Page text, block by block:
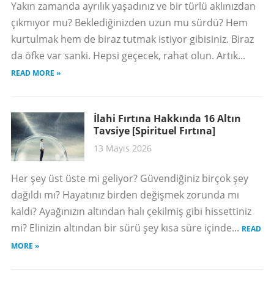
Yakın zamanda ayrılık yaşadınız ve bir türlü aklınızdan
çıkmıyor mu? Beklediğinizden uzun mu sürdü? Hem
kurtulmak hem de biraz tutmak istiyor gibisiniz. Biraz
da öfke var sanki. Hepsi geçecek, rahat olun. Artık...
READ MORE »
İlahi Fırtına Hakkında 16 Altın
Tavsiye [Spirituel Fırtına]
13 Mayıs 2026
Her şey üst üste mi geliyor? Güvendiğiniz birçok şey
dağıldı mı? Hayatınız birden değişmek zorunda mı
kaldı? Ayağınızın altından halı çekilmiş gibi hissettiniz
mi? Elinizin altından bir sürü şey kısa süre içinde... READ
MORE »